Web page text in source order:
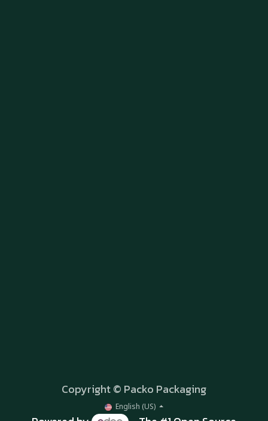
Copyright © Packo Packaging
English (US)